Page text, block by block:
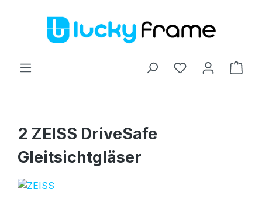
Zum Hauptinhalt springen
2 ZEISS DriveSafe
Gleitsichtgläser